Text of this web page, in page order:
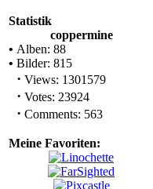
Statistik
coppermine
• Alben: 88
• Bilder: 815
· Views: 1301579
· Votes: 23924
· Comments: 563
Meine Favoriten: